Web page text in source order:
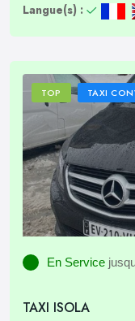
Langue(s) :
TOP TAXI
En Service
TAXI ISOLA